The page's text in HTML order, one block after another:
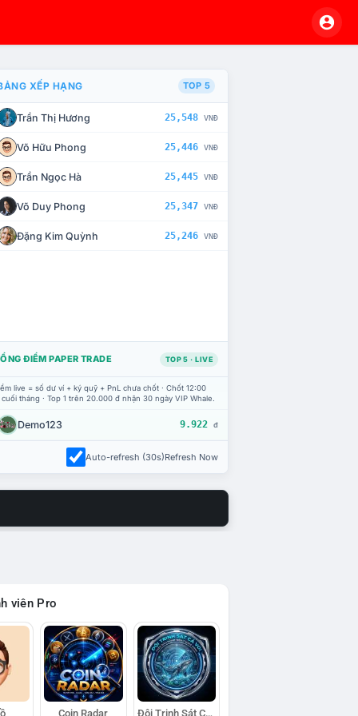
CHẾ TÀI XỬ LÝ VI PHẠM
XẾP HẠNG TOP 5
Trần Thị Hương 25,548 VNĐ
Võ Hữu Phong 25,446 VNĐ
Trần Ngọc Hà 25,445 VNĐ
Võ Duy Phong 25,347 VNĐ
Đặng Kim Quỳnh 25,246 VNĐ
ĐIỂM PAPER TRADE TOP 5 · LIVE
live = số dư ví + ký quỹ + PnL chưa chốt · Chốt 12:00
tháng · Top 1 trên 20.000 đ nhận 30 ngày VIP Whale.
Demo123 9.922 đ
Auto-refresh (30s)Refresh Now
viên Pro
Coin Radar Đội Trinh Sát Cá Voi